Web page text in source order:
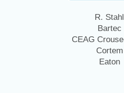
R. Stahl
Bartec
CEAG
Cortem
Eaton